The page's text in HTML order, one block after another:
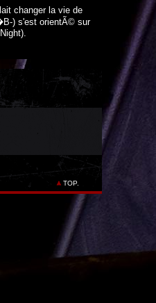
changer la vie de
) s'est orientÃ© sur
TOP.